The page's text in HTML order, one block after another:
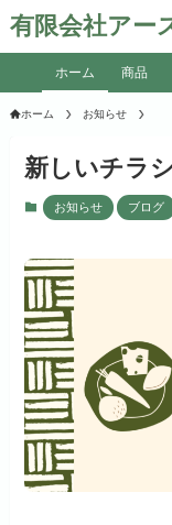
有限会社アー
ホーム 商品
ホーム お知らせ
新しいチラ
お知らせ ブログ